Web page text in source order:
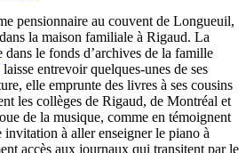
pensionnaire au couvent de Longueuil,
la maison familiale à Rigaud. La
dans le fonds d’archives de la famille
laisse entrevoir quelques-unes de ses
elle emprunte des livres à ses cousins
les collèges de Rigaud, de Montréal et
de la musique, comme en témoignent
invitation à aller enseigner le piano à
accès aux journaux qui transitent par le